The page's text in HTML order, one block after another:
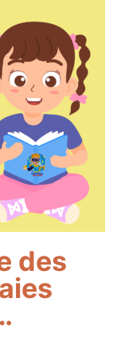
des